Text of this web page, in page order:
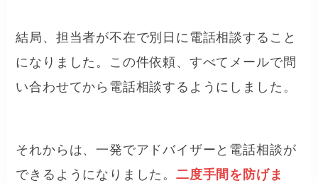
結局、担当者が不在で別日に電話相談すること
になりました。この件依頼、すべてメールで問
い合わせてから電話相談するようにしました。
それからは、一発でアドバイザーと電話相談が
できるようになりました。二度手間を防げま